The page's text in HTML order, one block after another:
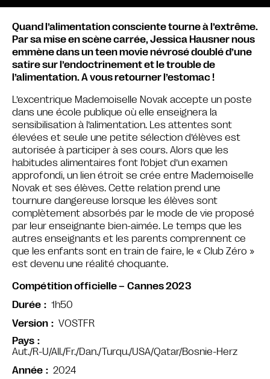
Quand l’alimentation consciente tourne à l’extrême.
Par sa mise en scène carrée, Jessica Hausner nous
emmène dans un teen movie névrosé doublé d’une
satire sur l’endoctrinement et le trouble de
l’alimentation. A vous retourner l’estomac !
L’excentrique Mademoiselle Novak accepte un poste
dans une école publique où elle enseignera la
sensibilisation à l’alimentation. Les attentes sont
élevées et seule une petite sélection d’élèves est
autorisée à participer à ses cours. Alors que les
habitudes alimentaires font l’objet d’un examen
approfondi, un lien étroit se crée entre Mademoiselle
Novak et ses élèves. Cette relation prend une
tournure dangereuse lorsque les élèves sont
complètement absorbés par le mode de vie proposé
par leur enseignante bien-aimée. Le temps que les
autres enseignants et les parents comprennent ce
que les enfants sont en train de faire, le « Club Zéro »
est devenu une réalité choquante.
Compétition officielle – Cannes 2023
Durée
1h50
Version
VOSTFR
Pays
Aut./R-U/All./Fr./Dan./Turqu./USA/Qatar/Bosnie-Herz
Année
2024